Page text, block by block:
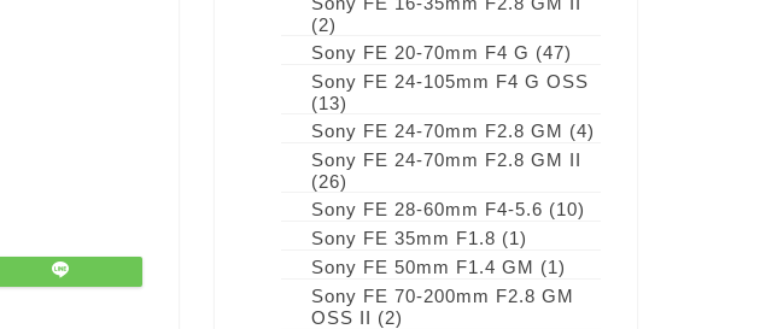
(2)
Sony FE 20-70mm F4 G (47)
Sony FE 24-105mm F4 G OSS
(13)
Sony FE 24-70mm F2.8 GM (4)
Sony FE 24-70mm F2.8 GM II
(26)
Sony FE 28-60mm F4-5.6 (10)
Sony FE 35mm F1.8 (1)
Sony FE 50mm F1.4 GM (1)
Sony FE 70-200mm F2.8 GM
OSS II (2)